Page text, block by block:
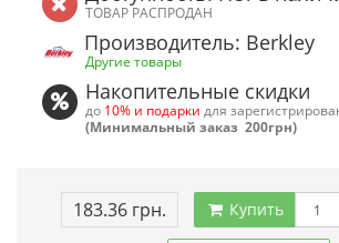
ТОВАР РАСПРОДАН
Производитель: Berkley
Другие товары
Накопительные скидки
до 10% и подарки для
(Минимальный заказ 200грн)
183.36 грн. Купить